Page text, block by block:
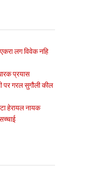
लग विवेक नहि
प्रयास
पर गरल सुगौली कील
हेरायल नायक